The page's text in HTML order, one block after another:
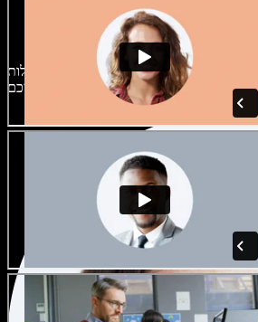
נשים וגברים במגוון
מבטאים
יישמעו אותו דבר. בחרו מתוך מאות קולות